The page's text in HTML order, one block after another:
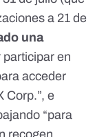
a 21 de
una
participar en
acceder
Corp.”, e
“para